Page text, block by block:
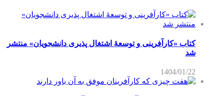
کتاب «کارآفرینی و توسعۀ اشتغال پذیری دانشجویان» منتشر
شد
1404/01/22